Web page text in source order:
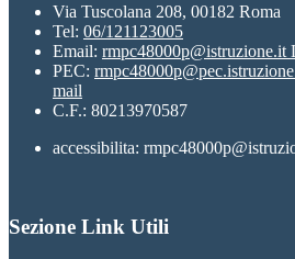
Via Tuscolana 208, 00182 Roma
Tel: 06/121123005
Email: rmpc48000p@istruzione.it
PEC:
mail
C.F.: 80213970587
accessibilita:
Sezione Link Utili